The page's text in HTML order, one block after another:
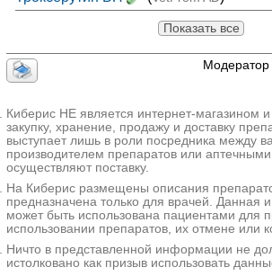
Показать все
Модератор
Киберис НЕ является интернет-магазином
закупку, хранение, продажу и доставку
выступает лишь в роли посредника между
производителем препаратов или
осуществляют поставку.
На Киберис размещены описания
предназначена только для врачей. Данная
может быть использована пациентами для
использовании препаратов, их отмене или
Ничто в представленной информации не
истолковано как призыв использовать